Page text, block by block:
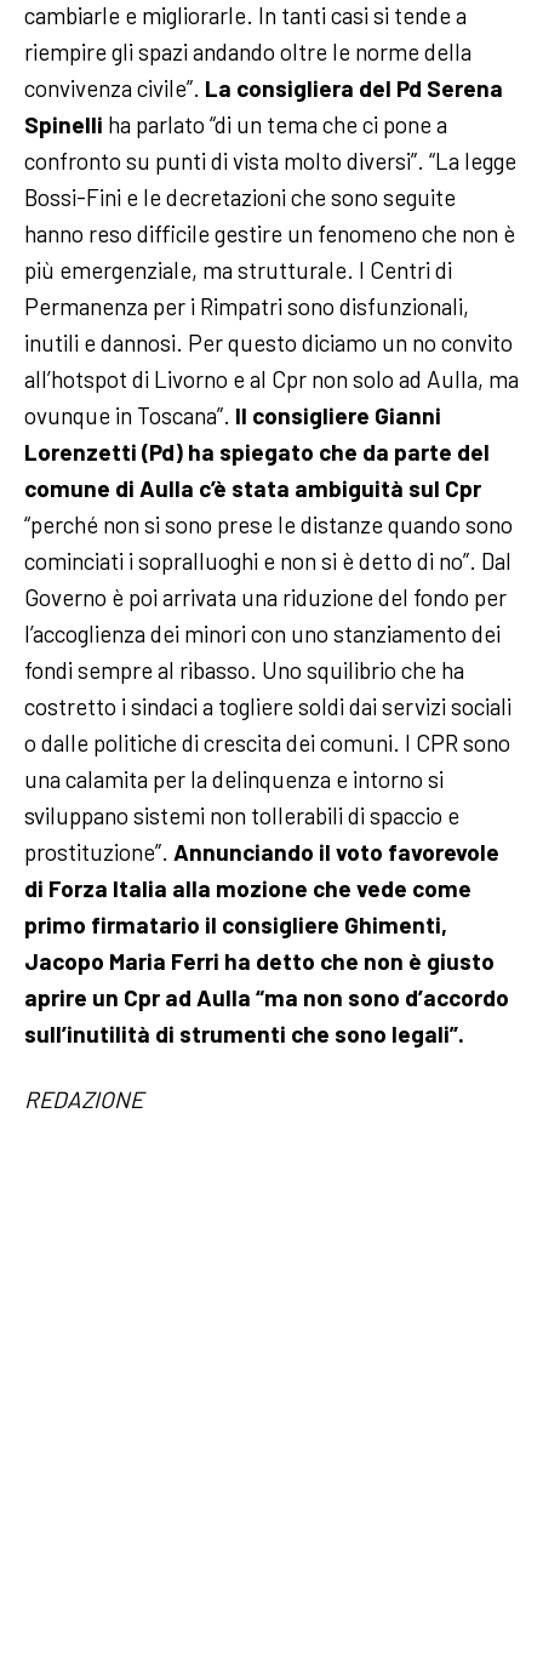
cambiarle e migliorarle. In tanti casi si tende a
riempire gli spazi andando oltre le norme della
convivenza civile”. La consigliera del Pd Serena
Spinelli ha parlato “di un tema che ci pone a
confronto su punti di vista molto diversi”. “La legge
Bossi-Fini e le decretazioni che sono seguite
hanno reso difficile gestire un fenomeno che non è
più emergenziale, ma strutturale. I Centri di
Permanenza per i Rimpatri sono disfunzionali,
inutili e dannosi. Per questo diciamo un no convito
all’hotspot di Livorno e al Cpr non solo ad Aulla, ma
ovunque in Toscana”. Il consigliere Gianni
Lorenzetti (Pd) ha spiegato che da parte del
comune di Aulla c’è stata ambiguità sul Cpr
“perché non si sono prese le distanze quando sono
cominciati i sopralluoghi e non si è detto di no”. Dal
Governo è poi arrivata una riduzione del fondo per
l’accoglienza dei minori con uno stanziamento dei
fondi sempre al ribasso. Uno squilibrio che ha
costretto i sindaci a togliere soldi dai servizi sociali
o dalle politiche di crescita dei comuni. I CPR sono
una calamita per la delinquenza e intorno si
sviluppano sistemi non tollerabili di spaccio e
prostituzione”. Annunciando il voto favorevole
di Forza Italia alla mozione che vede come
primo firmatario il consigliere Ghimenti,
Jacopo Maria Ferri ha detto che non è giusto
aprire un Cpr ad Aulla “ma non sono d’accordo
sull’inutilità di strumenti che sono legali”.
REDAZIONE